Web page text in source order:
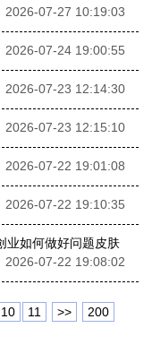
2026-07-27 10:19:03
2026-07-24 19:00:55
2026-07-23 12:14:30
2026-07-23 12:15:10
2026-07-22 19:01:08
2026-07-22 19:10:35
业如何做好问题皮肤
2026-07-22 19:08:02
10 11 >> 200